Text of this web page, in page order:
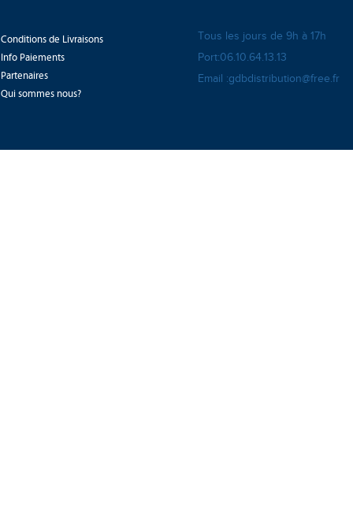
Conditions de Livraisons
Info Paiements
Partenaires
Qui sommes nous?
Tous les jours de 9h à 17h
Port:06.10.64.13.13
Email :gdbdistribution@free.fr